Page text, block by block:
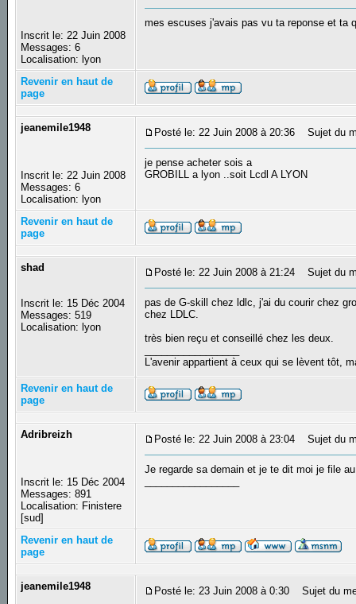
Inscrit le: 22 Juin 2008
Messages: 6
Localisation: lyon
mes escuses j'avais pas vu ta reponse et ta
Revenir en haut de
page
jeanemile1948
Inscrit le: 22 Juin 2008
Messages: 6
Localisation: lyon
Posté le: 22 Juin 2008 à 20:36 Sujet du
je pense acheter sois a
GROBILL a lyon ..soit Lcdl A LYON
Revenir en haut de
page
shad
Inscrit le: 15 Déc 2004
Messages: 519
Localisation: lyon
Posté le: 22 Juin 2008 à 21:24 Sujet du
pas de G-skill chez ldlc, j'ai du courir chez
chez LDLC.
très bien reçu et conseillé chez les deux.
L'avenir appartient à ceux qui se lèvent tôt,
Revenir en haut de
page
Adribreizh
Inscrit le: 15 Déc 2004
Messages: 891
Localisation: Finistere
[sud]
Posté le: 22 Juin 2008 à 23:04 Sujet du
Je regarde sa demain et je te dit moi je file
Revenir en haut de
page
jeanemile1948 Posté le: 23 Juin 2008 à 0:30 Sujet du